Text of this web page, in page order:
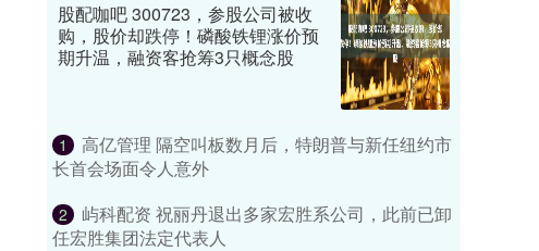
股配咖吧 300723，参股公司被收
购，股价却跌停！磷酸铁锂涨价预
期升温，融资客抢筹3只概念股
1
高亿管理 隔空叫板数月后，特朗普与新任纽约市
长首会场面令人意外
2
屿科配资 祝丽丹退出多家宏胜系公司，此前已卸
任宏胜集团法定代表人